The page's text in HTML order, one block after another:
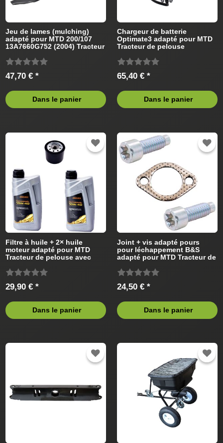
Jeu de lames (mulching)
adapté pour MTD 200/107
13A7660G752 (2004) Tracteur
47,70 € *
Dans le panier
Chargeur de batterie
Optimate3 adapté pour MTD
Tracteur de pelouse
65,40 € *
Dans le panier
Filtre à huile + 2× huile
moteur adapté pour MTD
Tracteur de pelouse avec
29,90 € *
Dans le panier
Joint + vis adapté pours
pour léchappement B&S
adapté pour MTD Tracteur de
24,50 € *
Dans le panier